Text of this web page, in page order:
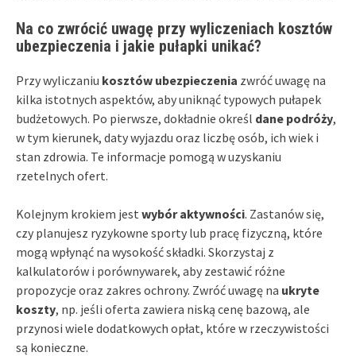
Na co zwrócić uwagę przy wyliczeniach kosztów
ubezpieczenia i jakie pułapki unikać?
Przy wyliczaniu kosztów ubezpieczenia zwróć uwagę na
kilka istotnych aspektów, aby uniknąć typowych pułapek
budżetowych. Po pierwsze, dokładnie określ dane podróży,
w tym kierunek, daty wyjazdu oraz liczbę osób, ich wiek i
stan zdrowia. Te informacje pomogą w uzyskaniu
rzetelnych ofert.
Kolejnym krokiem jest wybór aktywności. Zastanów się,
czy planujesz ryzykowne sporty lub pracę fizyczną, które
mogą wpłynąć na wysokość składki. Skorzystaj z
kalkulatorów i porównywarek, aby zestawić różne
propozycje oraz zakres ochrony. Zwróć uwagę na ukryte
koszty, np. jeśli oferta zawiera niską cenę bazową, ale
przynosi wiele dodatkowych opłat, które w rzeczywistości
są konieczne.